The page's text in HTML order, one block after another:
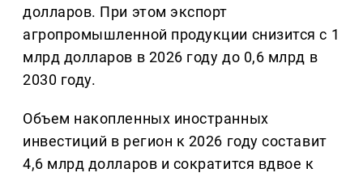
долларов. При этом экспорт
агропромышленной продукции снизится с 1
млрд долларов в 2026 году до 0,6 млрд в
2030 году.
Объем накопленных иностранных
инвестиций в регион к 2026 году составит
4,6 млрд долларов и сократится вдвое к